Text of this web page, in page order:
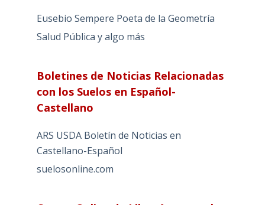
Eusebio Sempere Poeta de la Geometría
Salud Pública y algo más
Boletines de Noticias Relacionadas
con los Suelos en Español-
Castellano
ARS USDA Boletín de Noticias en
Castellano-Español
suelosonline.com